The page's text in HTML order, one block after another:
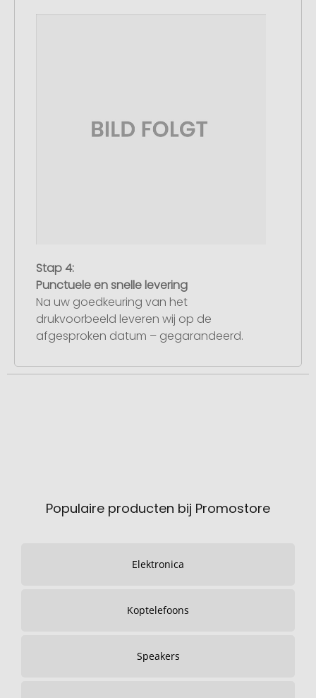
Stap 4:
Punctuele en snelle levering
Na uw goedkeuring van het
drukvoorbeeld leveren wij op de
afgesproken datum – gegarandeerd.
Populaire producten bij Promostore
Elektronica
Koptelefoons
Speakers